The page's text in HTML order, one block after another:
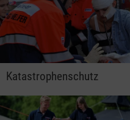
Katastrophenschutz